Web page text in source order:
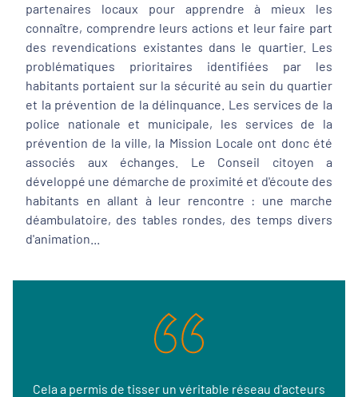
partenaires locaux pour apprendre à mieux les
connaître, comprendre leurs actions et leur faire part
des revendications existantes dans le quartier. Les
problématiques prioritaires identifiées par les
habitants portaient sur la sécurité au sein du quartier
et la prévention de la délinquance. Les services de la
police nationale et municipale, les services de la
prévention de la ville, la Mission Locale ont donc été
associés aux échanges. Le Conseil citoyen a
développé une démarche de proximité et d'écoute des
habitants en allant à leur rencontre : une marche
déambulatoire, des tables rondes, des temps divers
d'animation...
Cela a permis de tisser un véritable réseau d'acteurs